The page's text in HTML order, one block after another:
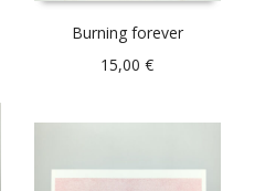
Burning forever
15,00€